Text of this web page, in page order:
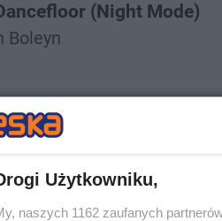
(Night Mode)
Boleyn
Użytkowniku,
naszych 1162 zaufanych